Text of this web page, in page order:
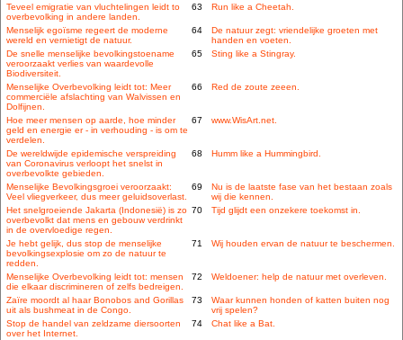
Teveel emigratie van vluchtelingen leidt to
overbevolking in andere landen.
63 Run like a Cheetah.
Menselijk egoïsme regeert de moderne
wereld en vernietigt de natuur.
64
De natuur zegt: vriendelijke groeten met
handen en voeten.
De snelle menselijke bevolkingstoename
veroorzaakt verlies van waardevolle
Biodiversiteit.
65 Sting like a Stingray.
Menselijke Overbevolking leidt tot: Meer
commerciële afslachting van Walvissen en
Dolfijnen.
66 Red de zoute zeeen.
Hoe meer mensen op aarde, hoe minder
geld en energie er - in verhouding - is om te
verdelen.
67 www.WisArt.net.
De wereldwijde epidemische verspreiding
van Coronavirus verloopt het snelst in
overbevolkte gebieden.
68 Humm like a Hummingbird.
Menselijke Bevolkingsgroei veroorzaakt:
Veel vliegverkeer, dus meer geluidsoverlast.
69
Nu is de laatste fase van het bestaan zoals
wij die kennen.
Het snelgroeiende Jakarta (Indonesië) is zo
overbevolkt dat mens en gebouw verdrinkt
in de overvloedige regen.
70 Tijd glijdt een onzekere toekomst in.
Je hebt gelijk, dus stop de menselijke
bevolkingsexplosie om zo de natuur te
redden.
71 Wij houden ervan de natuur te beschermen.
Menselijke Overbevolking leidt tot: mensen
die elkaar discrimineren of zelfs bedreigen.
72 Weldoener: help de natuur met overleven.
Zaïre moordt al haar Bonobos and Gorillas
uit als bushmeat in de Congo.
73
Waar kunnen honden of katten buiten nog
vrij spelen?
Stop de handel van zeldzame diersoorten
over het Internet.
74 Chat like a Bat.